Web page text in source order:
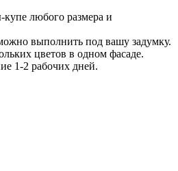
любого размера и
выполнить под вашу задумку.
цветов в одном фасаде.
1-2 рабочих дней.